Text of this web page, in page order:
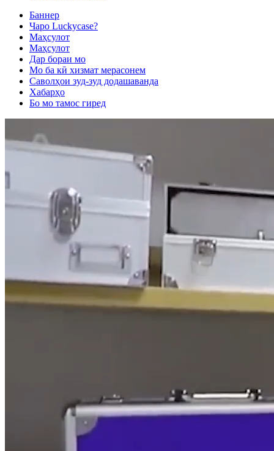
Баннер
Чаро Luckycase?
Маҳсулот
Маҳсулот
Дар бораи мо
Мо ба кӣ хизмат мерасонем
Саволҳои зуд-зуд додашаванда
Хабарҳо
Бо мо тамос гиред